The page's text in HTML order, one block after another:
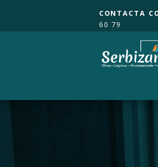
CONTACTA
60 79